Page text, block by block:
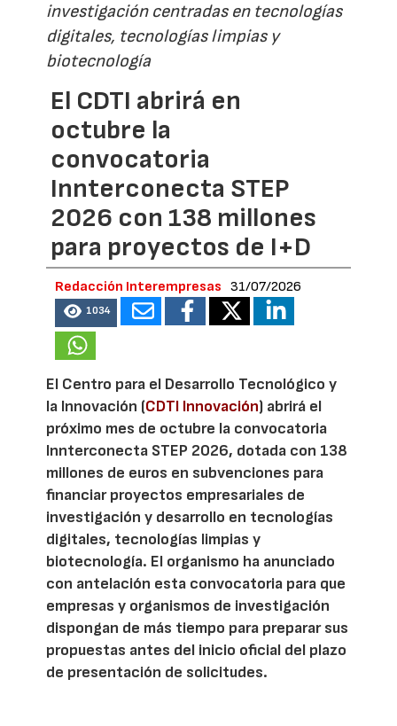
investigación centradas en tecnologías
digitales, tecnologías limpias y
biotecnología
El CDTI abrirá en
octubre la
convocatoria
Innterconecta STEP
2026 con 138 millones
para proyectos de I+D
Redacción Interempresas 31/07/2026
1034
El Centro para el Desarrollo Tecnológico y
la Innovación (CDTI Innovación) abrirá el
próximo mes de octubre la convocatoria
Innterconecta STEP 2026, dotada con 138
millones de euros en subvenciones para
financiar proyectos empresariales de
investigación y desarrollo en tecnologías
digitales, tecnologías limpias y
biotecnología. El organismo ha anunciado
con antelación esta convocatoria para que
empresas y organismos de investigación
dispongan de más tiempo para preparar sus
propuestas antes del inicio oficial del plazo
de presentación de solicitudes.